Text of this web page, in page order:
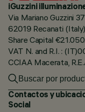
iGuzzini
Via Mariano Guzzini 37
62019 Recanati (Italy)
Share Capital
VAT N. and R.I. :
CCIAA Macerata,
Contactos y
Social